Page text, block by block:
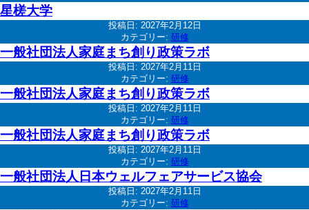
星槎大学
投稿日: 2027年2月12日
カテゴリー: 研修
一般社団法人家庭まち創り政策ラボ
投稿日: 2027年2月11日
カテゴリー: 研修
一般社団法人家庭まち創り政策ラボ
投稿日: 2027年2月11日
カテゴリー: 研修
一般社団法人家庭まち創り政策ラボ
投稿日: 2027年2月11日
カテゴリー: 研修
一般社団法人日本ウェルフェアサービス協会
投稿日: 2027年2月11日
カテゴリー: 研修